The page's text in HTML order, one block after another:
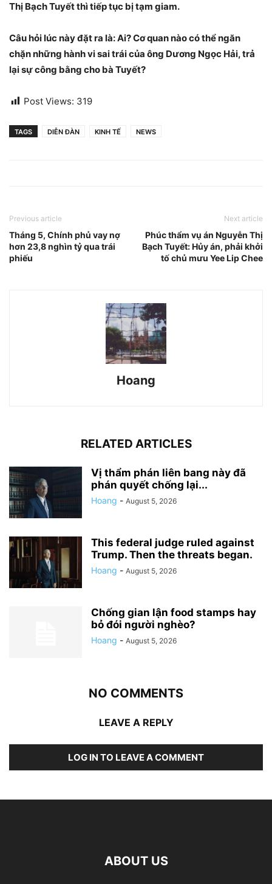
Thị Bạch Tuyết thì tiếp tục bị tạm giam.
Câu hỏi lúc này đặt ra là: Ai? Cơ quan nào có thể ngăn
chặn những hành vi sai trái của ông Dương Ngọc Hải, trả
lại sự công bằng cho bà Tuyết?
Post Views: 319
TAGS DIỄN ĐÀN KINH TẾ NEWS
Previous article
Tháng 5, Chính phủ vay nợ
hơn 23,8 nghìn tỷ qua trái
phiếu
Next article
Phúc thẩm vụ án Nguyễn Thị
Bạch Tuyết: Hủy án, phải khởi
tố chủ mưu Yee Lip Chee
Hoang
RELATED ARTICLES
Vị thẩm phán liên bang này đã
phán quyết chống lại...
Hoang - August 5, 2026
This federal judge ruled against
Trump. Then the threats began.
Hoang - August 5, 2026
Chống gian lận food stamps hay
bỏ đói người nghèo?
Hoang - August 5, 2026
NO COMMENTS
LEAVE A REPLY
LOG IN TO LEAVE A COMMENT
ABOUT US